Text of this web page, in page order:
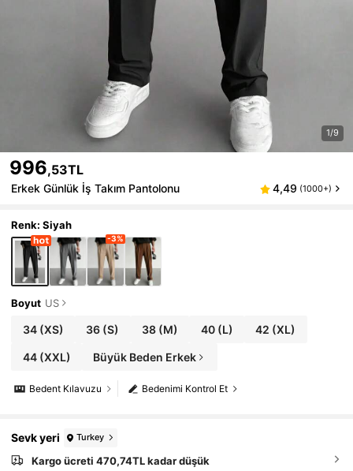
1/9
996,53TL
Erkek Günlük İş Takım Pantolonu 4,49 (1000+)
Renk: Siyah
-3%
Boyut US
34(XS) 36 (S) 38(M) 40(L) 42 (XL)
44(XXL) Büyük Beden Erkek
Bedenimi Kontrol Et
Bedent Kılavuzu
Sevk yeri Turkey
Kargo ücreti 470,74TL kadar düşük